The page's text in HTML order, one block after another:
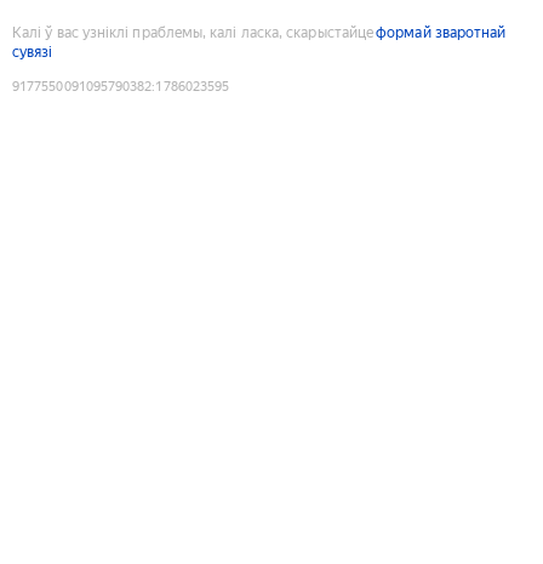
Калі ў вас узніклі праблемы, калі ласка, скарыстайцеформай зваротнай
сувязі
9177550091095790382:1786023595